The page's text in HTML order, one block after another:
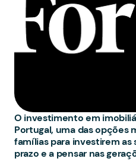
O investimento em
Portugal, uma das opções
famílias para investirem as
prazo e a pensar nas